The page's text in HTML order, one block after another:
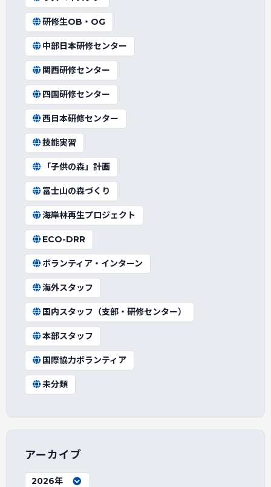
研修生OB・OG
中部日本研修センター
関西研修センター
四国研修センター
西日本研修センター
技能実習
「子供の森」計画
富士山の森づくり
海岸林再生プロジェクト
ECO-DRR
ボランティア・インターン
海外スタッフ
国内スタッフ（支部・研修センター）
本部スタッフ
国際協力ボランティア
未分類
アーカイブ
2026年